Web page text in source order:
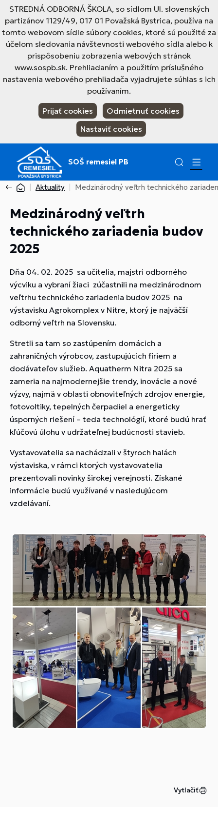
STREDNÁ ODBORNÁ ŠKOLA, so sídlom Ul. slovenských
partizánov 1129/49, 017 01 Považská Bystrica, používa na
tomto webovom sídle súbory cookies, ktoré sú použité za
účelom sledovania návštevnosti webového sídla alebo k
prispôsobeniu zobrazenia webových stránok
www.sospb.sk. Prehliadaním a použitím príslušného
nastavenia webového prehliadača vyjadrujete súhlas s ich
používaním.
Prijať cookies
Odmietnuť cookies
Nastaviť cookies
SOŠ remesiel PB
Aktuality Medzinárodný veľtrh technického
Medzinárodný veľtrh
technického zariadenia budov
2025
Dňa 04. 02. 2025 sa učitelia, majstri odborného
výcviku a vybraní žiaci zúčastnili na medzinárodnom
veľtrhu technického zariadenia budov 2025 na
výstavisku Agrokomplex v Nitre, ktorý je najväčší
odborný veľtrh na Slovensku.
Stretli sa tam so zastúpením domácich a
zahraničných výrobcov, zastupujúcich firiem a
dodávateľov služieb. Aquatherm Nitra 2025 sa
zameria na najmodernejšie trendy, inovácie a nové
výzvy, najmä v oblasti obnoviteľných zdrojov energie,
fotovoltiky, tepelných čerpadiel a energeticky
úsporných riešení – teda technológií, ktoré budú hrať
kľúčovú úlohu v udržateľnej budúcnosti stavieb.
Vystavovatelia sa nachádzali v štyroch halách
výstaviska, v rámci ktorých vystavovatelia
prezentovali novinky širokej verejnosti. Získané
informácie budú využívané v nasledujúcom
vzdelávaní.
Vytlačiť